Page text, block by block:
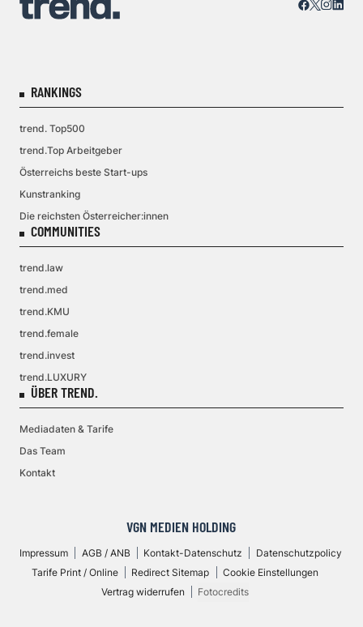
RANKINGS
trend. Top500
trend.Top Arbeitgeber
Österreichs beste Start-ups
Kunstranking
Die reichsten Österreicher:innen
COMMUNITIES
trend.law
trend.med
trend.KMU
trend.female
trend.invest
trend.LUXURY
ÜBER TREND.
Mediadaten & Tarife
Das Team
Kontakt
VGN MEDIEN HOLDING
Impressum AGB / ANB Kontakt-Datenschutz
Datenschutzpolicy
Tarife Print / Online
Redirect Sitemap
Cookie Einstellungen
Vertrag widerrufen
Fotocredits